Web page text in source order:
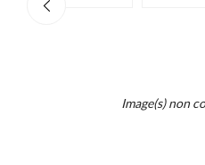
Image(s) non